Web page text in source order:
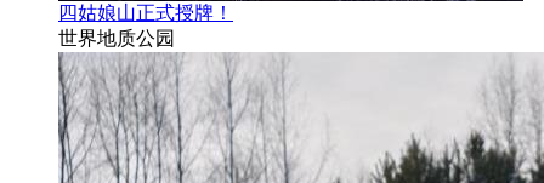
四姑娘山正式授牌！
世界地质公园